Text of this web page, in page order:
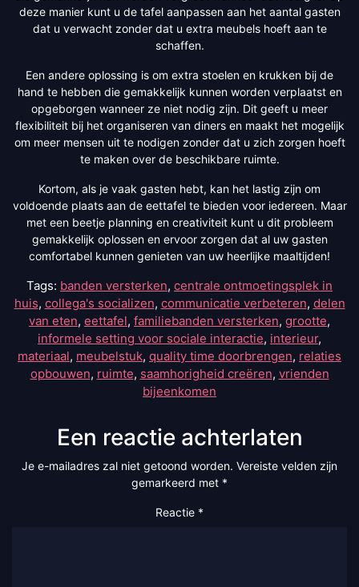
deze manier kunt u de tafel aanpassen aan het aantal gasten
dat u verwacht zonder dat u extra meubels hoeft aan te
schaffen.
Een andere oplossing is om extra stoelen en krukken bij de
hand te hebben die gemakkelijk kunnen worden verplaatst en
opgeborgen wanneer ze niet nodig zijn. Dit geeft u meer
flexibiliteit bij het organiseren van diners en maakt het mogelijk
om meer mensen uit te nodigen zonder dat u zich zorgen hoeft
te maken over de beschikbare ruimte.
Kortom, als je vaak gasten hebt, kan het lastig zijn om
voldoende plaats aan de eettafel te bieden voor iedereen. Maar
met een beetje planning en creativiteit kunt u dit probleem
gemakkelijk oplossen en ervoor zorgen dat al uw gasten
comfortabel kunnen genieten van uw heerlijke maaltijden!
Tags: banden versterken, centrale ontmoetingsplek in
huis, collega's socializen, communicatie verbeteren, delen
van eten, eettafel, familiebanden versterken, grootte,
informele setting voor sociale interactie, interieur,
materiaal, meubelstuk, quality time doorbrengen, relaties
opbouwen, ruimte, saamhorigheid creëren, vrienden
bijeenkomen
Een reactie achterlaten
Je e-mailadres zal niet getoond worden. Vereiste velden zijn
gemarkeerd met *
Reactie *